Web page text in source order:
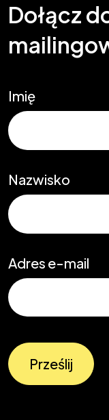
Dołącz
Imię
Nazwisko
Adres e-mail
Prześlij